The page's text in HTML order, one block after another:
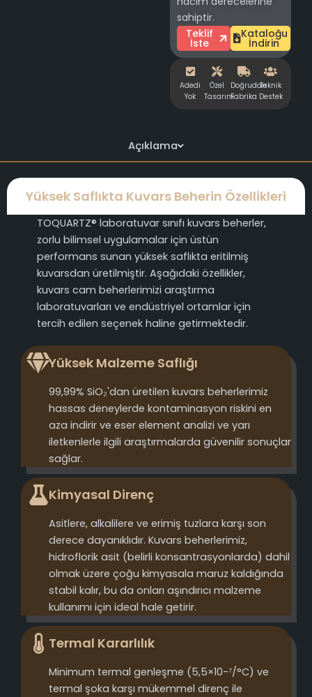
sahiptir.
Teklif
İste
Kataloğu
İndirin
Adedi
Yok
Özel
Tasarım
Doğrudan
Fabrika
Teknik
Destek
Açıklama
Yüksek Saflıkta Kuvars Beherin Özellikleri
TOQUARTZ® laboratuvar sınıfı kuvars beherler,
zorlu bilimsel uygulamalar için üstün
performans sunan yüksek saflıkta eritilmiş
kuvarsdan üretilmiştir. Aşağıdaki özellikler,
kuvars cam beherlerimizi araştırma
laboratuvarları ve endüstriyel ortamlar için
tercih edilen seçenek haline getirmektedir.
Yüksek Malzeme Saflığı
99,99% SiO₂'dan üretilen kuvars beherlerimiz
hassas deneylerde kontaminasyon riskini en
aza indirir ve eser element analizi ve yarı
iletkenlerle ilgili araştırmalarda güvenilir sonuçlar
sağlar.
Kimyasal Direnç
Asitlere, alkalilere ve erimiş tuzlara karşı son
derece dayanıklıdır. Kuvars beherlerimiz,
hidroflorik asit (belirli konsantrasyonlarda) dahil
olmak üzere çoğu kimyasala maruz kaldığında
stabil kalır, bu da onları aşındırıcı malzeme
kullanımı için ideal hale getirir.
Termal Kararlılık
Minimum termal genleşme (5,5×10-⁷/°C) ve
termal şoka karşı mükemmel direnç ile